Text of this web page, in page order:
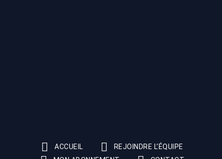
ACCUEIL
REJOINDRE L’ÉQUIPE